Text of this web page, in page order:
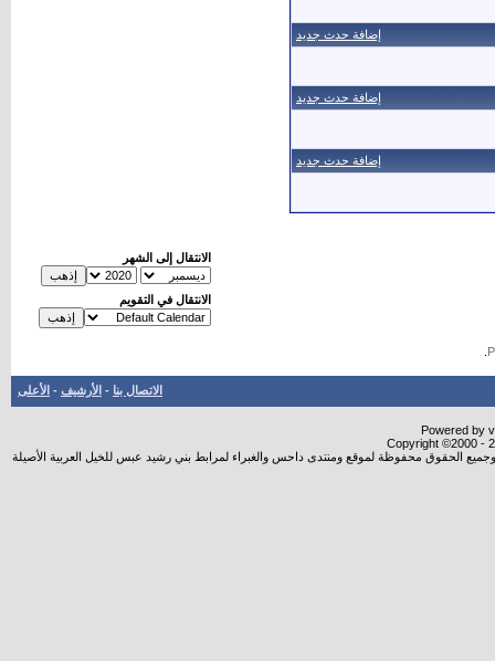
إضافة حدث جديد
إضافة حدث جديد
إضافة حدث جديد
الانتقال إلى الشهر
الانتقال في التقويم
الاتصال بنا - الأرشيف - الأعلى
Powered by
Copyright ©2000 -
الحقوق محفوظة لموقع ومنتدى داحس والغبراء لمرابط بني رشيد عبس للخيل العربية الأصيلة